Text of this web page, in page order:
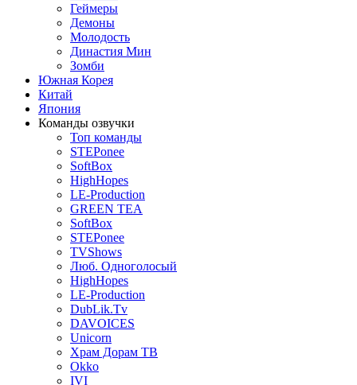
Геймеры
Демоны
Молодость
Династия Мин
Зомби
Южная Корея
Китай
Япония
Команды озвучки
Топ команды
STEPonee
SoftBox
HighHopes
LE-Production
GREEN TEA
SoftBox
STEPonee
TVShows
Люб. Одноголосый
HighHopes
LE-Production
DubLik.Tv
DAVOICES
Unicorn
Храм Дорам ТВ
Okko
IVI